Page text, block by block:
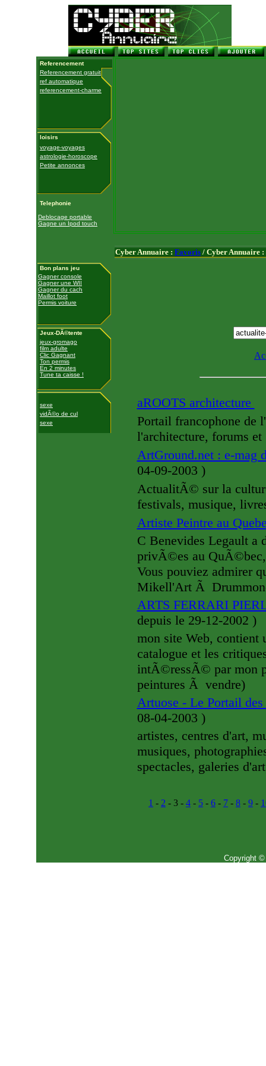
Referencement
Referencement gratuit
ref automatique
referencement-charme
loisirs
voyage-voyages
astrologie-horoscope
Petite annonces
Telephonie
Deblocage portable
Gagne un Ipod touch
Bon plans jeu
Gagner console
Gagner une WII
Gagner du cach
Maillot foot
Permis voiture
Jeux-DÃ©tente
jeux-gromago
film adulte
Clic Gagnant
Ton permis
En 2 minutes
Tune ta caisse !
sexe
vidÃ©o de cul
sexe
Cyber Annuaire : Favoris / Cyber Annuaire :
aROOTS architecture
Portail francophone de
l'architecture, forums et
ArtGround.net : e-mag
04-09-2003 )
ActualitÃ© sur la
festivals, musique,
Artiste Peintre au
C Benevides Legault
privÃ©es au
Vous pouviez admirer
Mikell'Art Ã
ARTS FERRARI
depuis le 29-12-2002 )
mon site Web, contient
catalogue et les
intÃ©ressÃ© par mon
peintures Ã vendre)
Artuose - Le Portail
08-04-2003 )
artistes, centres d'art,
musiques,
spectacles, galeries
1 - 2 - 3 - 4 - 5 - 6 - 7 - 8 - 9 -
Copyright